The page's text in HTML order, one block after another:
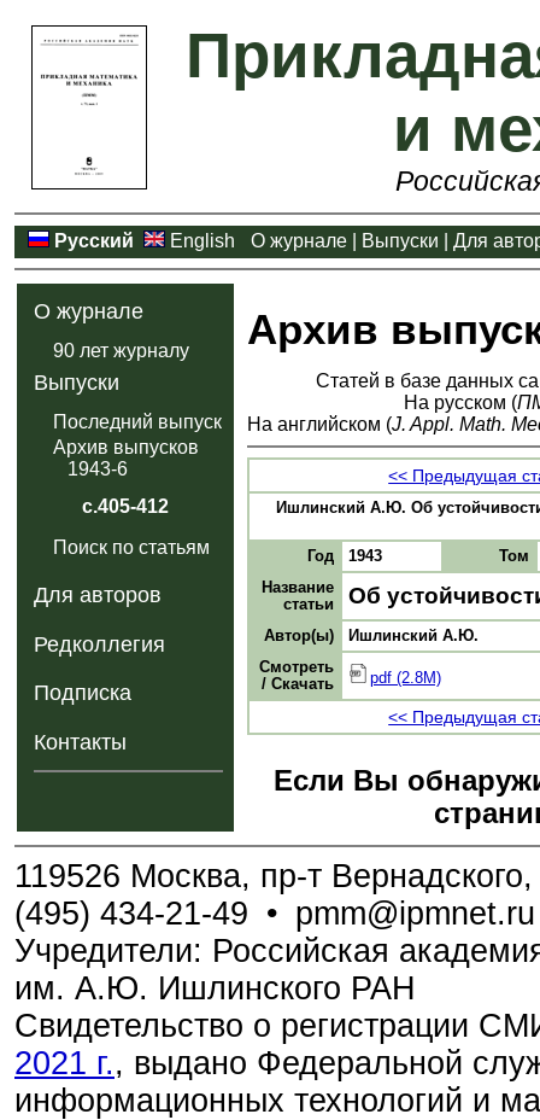
и
Русский English О журнале Выпуски Для
О журнале
90 лет журналу
Выпуски
Последний выпуск
Архив выпусков
1943-6
с.405-412
Поиск по статьям
Для авторов
Редколлегия
Подписка
Контакты
Архив
Статей в базе данных
На русском (
На английском (J. Appl. Math.
<< Предыдущая
Ишлинский А.Ю. Об
Год 1943
Том
Название
статьи
Об
Автор(ы)
Ишлинский А.Ю.
Смотреть
/ Скачать
pdf (2.8M)
<< Предыдущая
Если Вы
119526 Москва, пр-т
(495) 434-21-49 • pmm@ipmnet.ru
Учредители: Российская
им. А.Ю. Ишлинского РАН
Свидетельство о регистрации
2021 г., выдано Федеральной
информационных технологий и